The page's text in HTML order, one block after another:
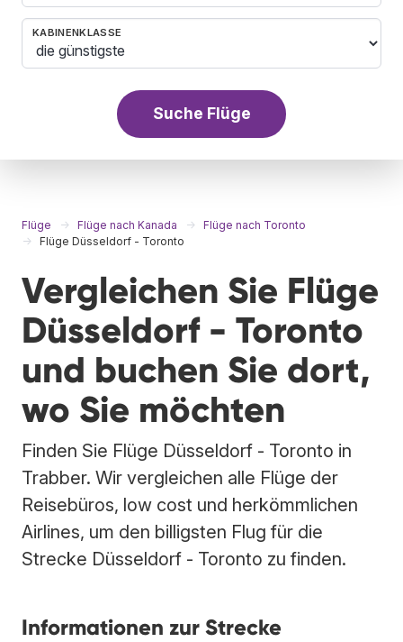
KABINENKLASSE
Suche Flüge
Flüge Flüge nach Kanada
Flüge nach Toronto
Flüge Düsseldorf - Toronto
Vergleichen Sie Flüge
Düsseldorf - Toronto
und buchen Sie dort,
wo Sie möchten
Finden Sie Flüge Düsseldorf - Toronto in
Trabber. Wir vergleichen alle Flüge der
Reisebüros, low cost und herkömmlichen
Airlines, um den billigsten Flug für die
Strecke Düsseldorf - Toronto zu finden.
Informationen zur Strecke